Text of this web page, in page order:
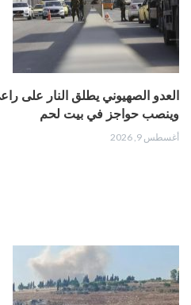
العدو الصهيوني يطلق النار على
وينصب حواجز في بيت لحم
أغسطس 9, 2026